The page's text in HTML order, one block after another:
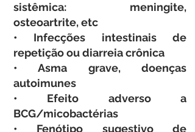
sistêmica: meningite,
osteoartrite, etc
• Infecções intestinais de
repetição ou diarreia crônica
• Asma grave, doenças
autoimunes
• Efeito adverso a
BCG/micobactérias
• Fenótipo sugestivo de